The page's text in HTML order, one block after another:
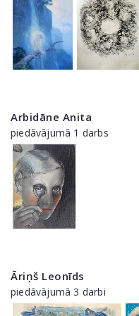
Arbidāne Anita
piedāvājumā 1 darbs
Āriņš Leonīds
piedāvājumā 3 darbi